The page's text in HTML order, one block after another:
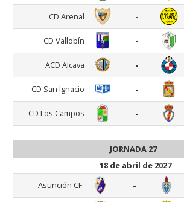
CD Arenal -
CD Vallobín -
ACD Alcava -
CD San Ignacio -
CD Los Campos -
JORNADA 27
18 de abril de 2027
Asunción CF
-